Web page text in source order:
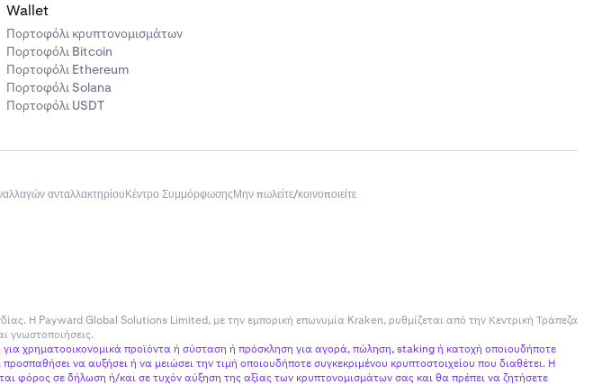
Wallet
Πορτοφόλι κρυπτονομισμάτων
Πορτοφόλι Bitcoin
Πορτοφόλι Ethereum
Πορτοφόλι Solana
Πορτοφόλι USDT
ανταλλακτηρίουΚέντρο ΣυμμόρφωσηςΜην πωλείτε/κοινοποιείτε
Η Payward Global Solutions Limited, με την εμπορική επωνυμία Kraken, ρυθμίζεται από την Κεντρική Τράπεζα
γνωστοποιήσεις.
χρηματοοικονομικά προϊόντα ή σύσταση ή πρόσκληση για αγορά, πώληση, staking ή κατοχή οποιουδήποτε
να αυξήσει ή να μειώσει την τιμή οποιουδήποτε συγκεκριμένου κρυπτοστοιχείου που διαθέτει. Η
σε δήλωση ή/και σε τυχόν αύξηση της αξίας των κρυπτονομισμάτων σας και θα πρέπει να ζητήσετε